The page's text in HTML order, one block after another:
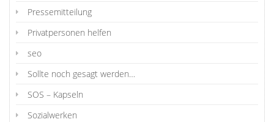
Pressemitteilung
Privatpersonen helfen
seo
Sollte noch gesagt werden…
SOS – Kapseln
Sozialwerken